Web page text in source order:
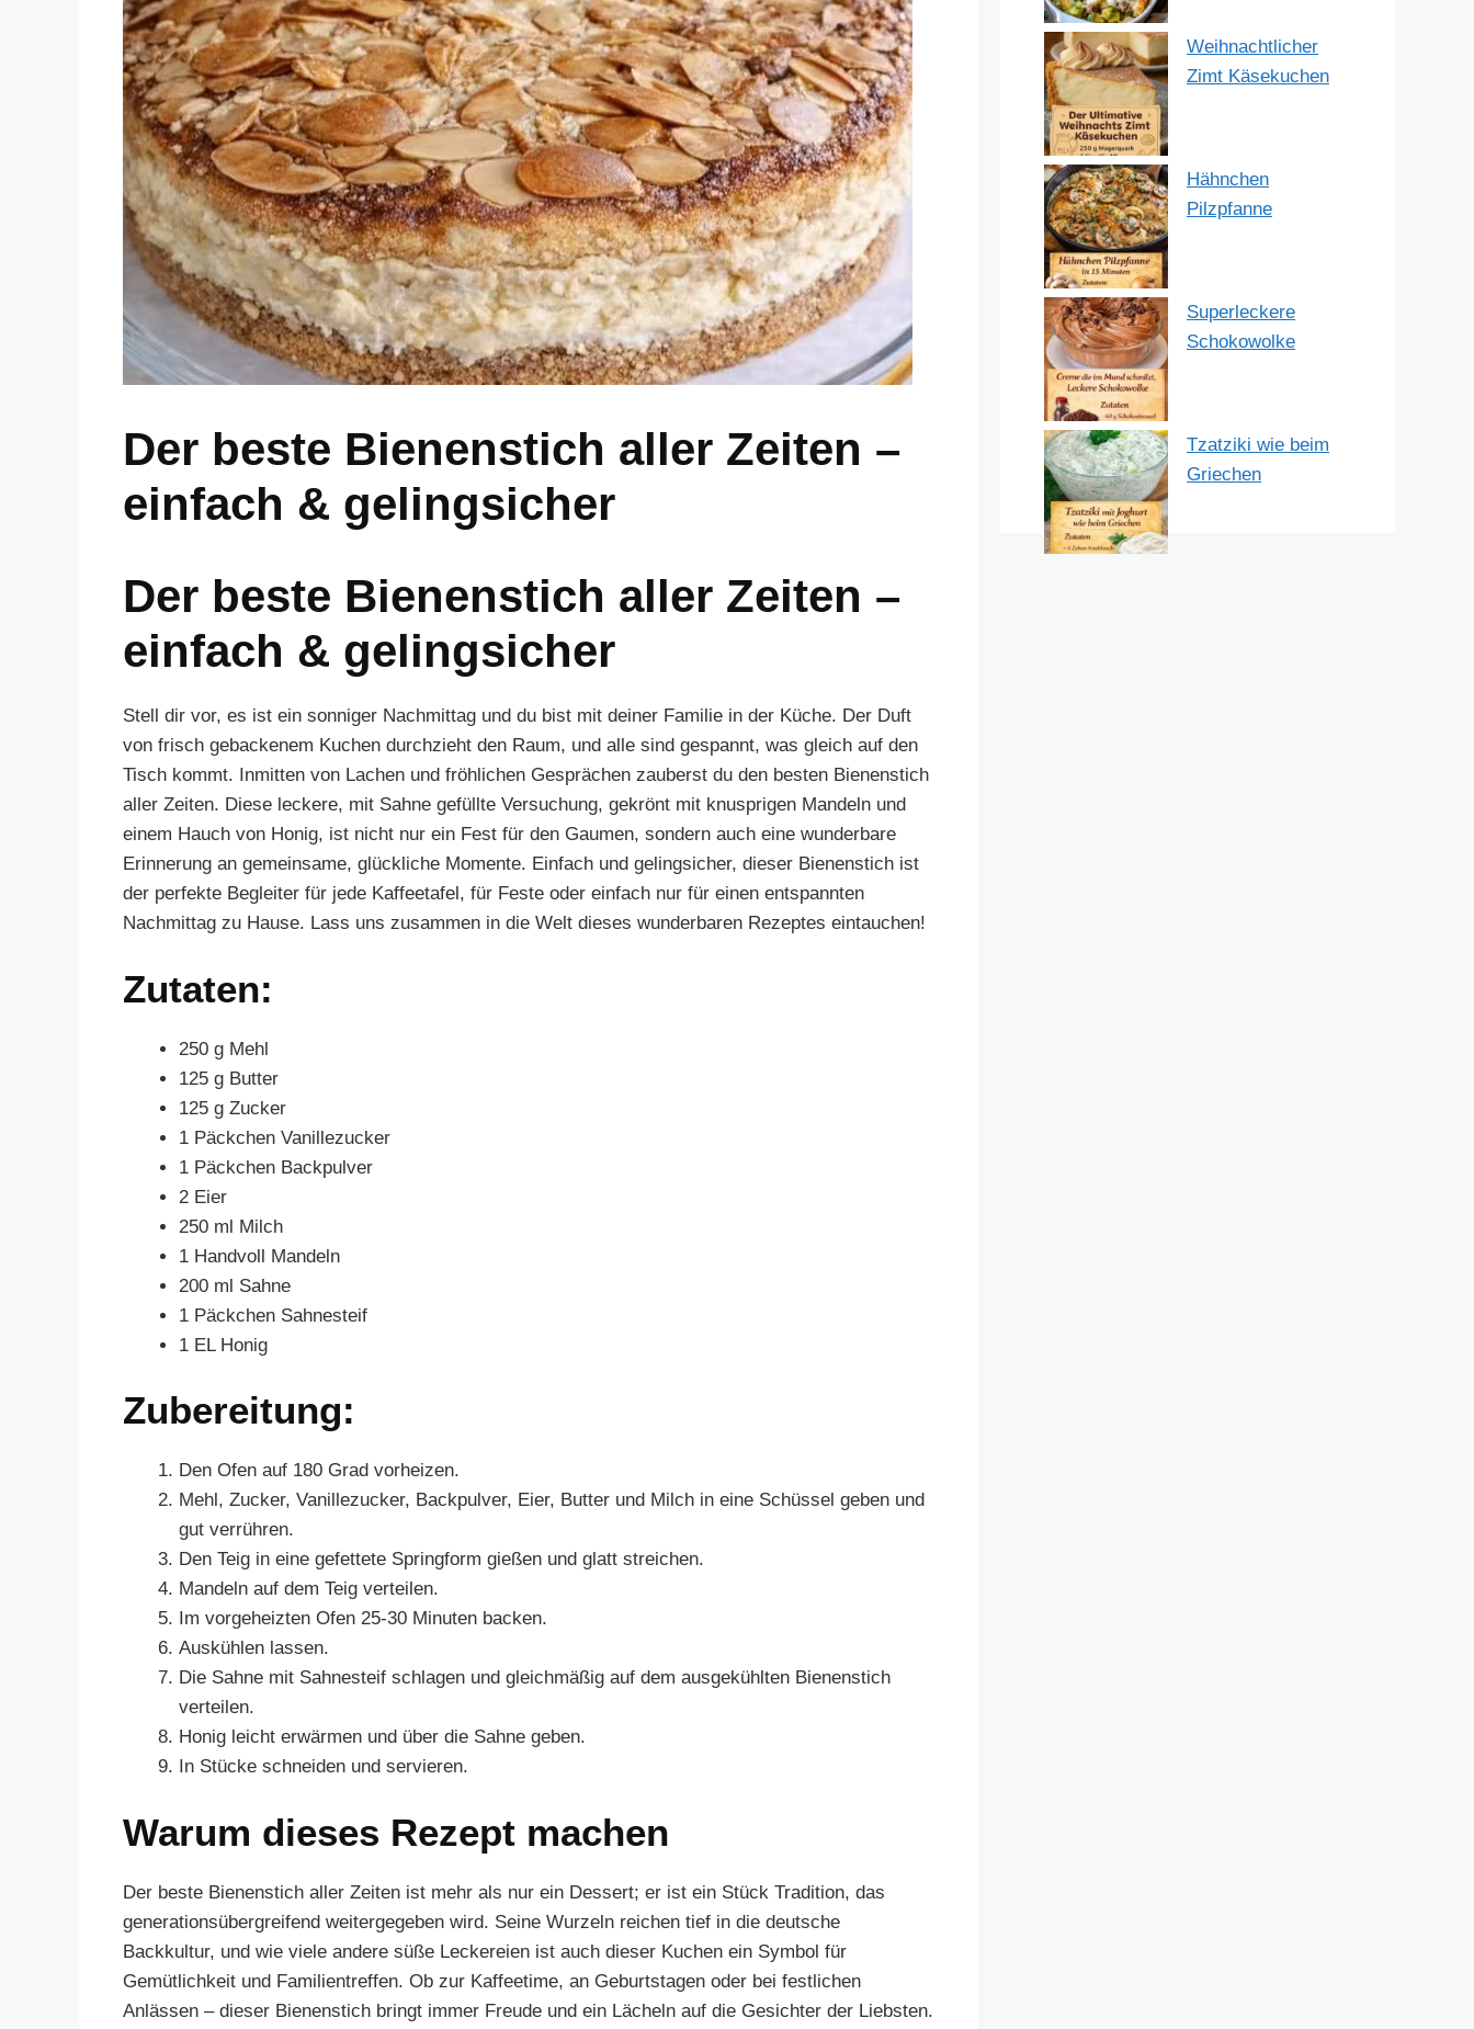
Der beste Bienenstich aller Zeiten –
einfach & gelingsicher
Der beste Bienenstich aller Zeiten –
einfach & gelingsicher
Stell dir vor, es ist ein sonniger Nachmittag und du bist mit deiner Familie in der Küche. Der Duft
von frisch gebackenem Kuchen durchzieht den Raum, und alle sind gespannt, was gleich auf den
Tisch kommt. Inmitten von Lachen und fröhlichen Gesprächen zauberst du den besten Bienenstich
aller Zeiten. Diese leckere, mit Sahne gefüllte Versuchung, gekrönt mit knusprigen Mandeln und
einem Hauch von Honig, ist nicht nur ein Fest für den Gaumen, sondern auch eine wunderbare
Erinnerung an gemeinsame, glückliche Momente. Einfach und gelingsicher, dieser Bienenstich ist
der perfekte Begleiter für jede Kaffeetafel, für Feste oder einfach nur für einen entspannten
Nachmittag zu Hause. Lass uns zusammen in die Welt dieses wunderbaren Rezeptes eintauchen!
Zutaten:
250 g Mehl
125 g Butter
125 g Zucker
1 Päckchen Vanillezucker
1 Päckchen Backpulver
2 Eier
250 ml Milch
1 Handvoll Mandeln
200 ml Sahne
1 Päckchen Sahnesteif
1 EL Honig
Zubereitung:
Den Ofen auf 180 Grad vorheizen.
Mehl, Zucker, Vanillezucker, Backpulver, Eier, Butter und Milch in eine Schüssel geben und
gut verrühren.
Den Teig in eine gefettete Springform gießen und glatt streichen.
Mandeln auf dem Teig verteilen.
Im vorgeheizten Ofen 25-30 Minuten backen.
Auskühlen lassen.
Die Sahne mit Sahnesteif schlagen und gleichmäßig auf dem ausgekühlten Bienenstich
verteilen.
Honig leicht erwärmen und über die Sahne geben.
In Stücke schneiden und servieren.
Warum dieses Rezept machen
Der beste Bienenstich aller Zeiten ist mehr als nur ein Dessert; er ist ein Stück Tradition, das
generationsübergreifend weitergegeben wird. Seine Wurzeln reichen tief in die deutsche
Backkultur, und wie viele andere süße Leckereien ist auch dieser Kuchen ein Symbol für
Gemütlichkeit und Familientreffen. Ob zur Kaffeetime, an Geburtstagen oder bei festlichen
Anlässen – dieser Bienenstich bringt immer Freude und ein Lächeln auf die Gesichter der Liebsten.
Weihnachtlicher
Zimt Käsekuchen
Hähnchen
Pilzpfanne
Superleckere
Schokowolke
Tzatziki wie beim
Griechen